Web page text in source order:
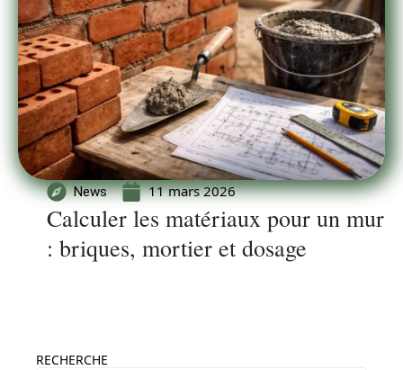
News 11 mars 2026
Calculer les matériaux pour un mur
: briques, mortier et dosage
RECHERCHE